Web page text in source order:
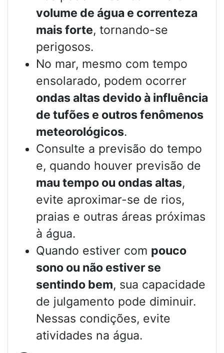
volume de água e correnteza
mais forte, tornando-se
perigosos.
No mar, mesmo com tempo
ensolarado, podem ocorrer
ondas altas devido à influência
de tufões e outros fenômenos
meteorológicos.
Consulte a previsão do tempo
e, quando houver previsão de
mau tempo ou ondas altas,
evite aproximar-se de rios,
praias e outras áreas próximas
à água.
Quando estiver com pouco
sono ou não estiver se
sentindo bem, sua capacidade
de julgamento pode diminuir.
Nessas condições, evite
atividades na água.